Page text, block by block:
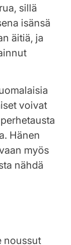
sillä
isänsä
äitiä, ja
voivat
Hänen
myös
nähdä
noussut